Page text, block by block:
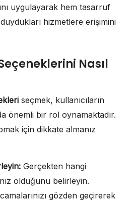
uygulayarak hem tasarruf
hizmetlere erişimini
Nasıl
seçmek, kullanıcıların
önemli bir rol oynamaktadır.
için dikkate almanız
Gerçekten hangi
olduğunu belirleyin.
gözden geçirerek